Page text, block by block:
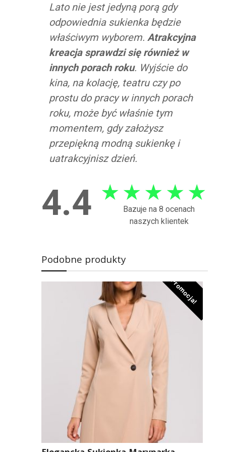
Lato nie jest jedyną porą gdy
odpowiednia sukienka będzie
właściwym wyborem. Atrakcyjna
kreacja sprawdzi się również w
innych porach roku. Wyjście do
kina, na kolację, teatru czy po
prostu do pracy w innych porach
roku, może być właśnie tym
momentem, gdy założysz
przepiękną modną sukienkę i
uatrakcyjnisz dzień.
4.4 ★ ★ ★ ★ ★
Bazuje na 8 ocenach
naszych klientek
Podobne produkty
Promocja!